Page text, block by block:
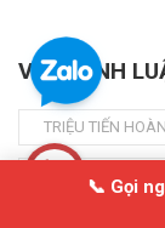
VIẾT BÌNH
📞 Gọi